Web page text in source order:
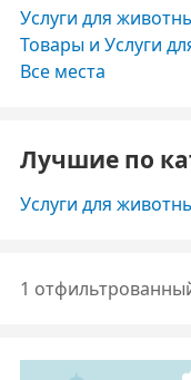
Услуги для
Товары и Услуги
Все места
Лучшие по
Услуги для
1